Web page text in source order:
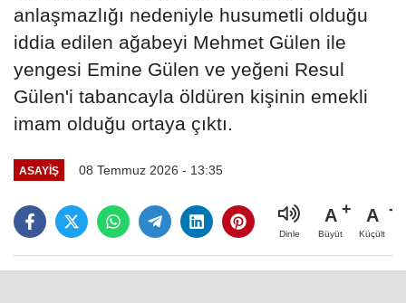
anlaşmazlığı nedeniyle husumetli olduğu
iddia edilen ağabeyi Mehmet Gülen ile
yengesi Emine Gülen ve yeğeni Resul
Gülen'i tabancayla öldüren kişinin emekli
imam olduğu ortaya çıktı.
ASAYIŞ 08 Temmuz 2026 - 13:35
Dinle
A
Büyüt
A
Küçült